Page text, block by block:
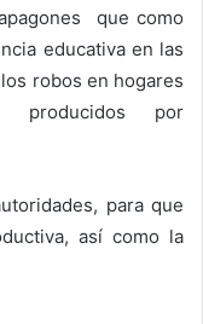
que como
educativa en las
robos en hogares
producidos por
para que
así como la